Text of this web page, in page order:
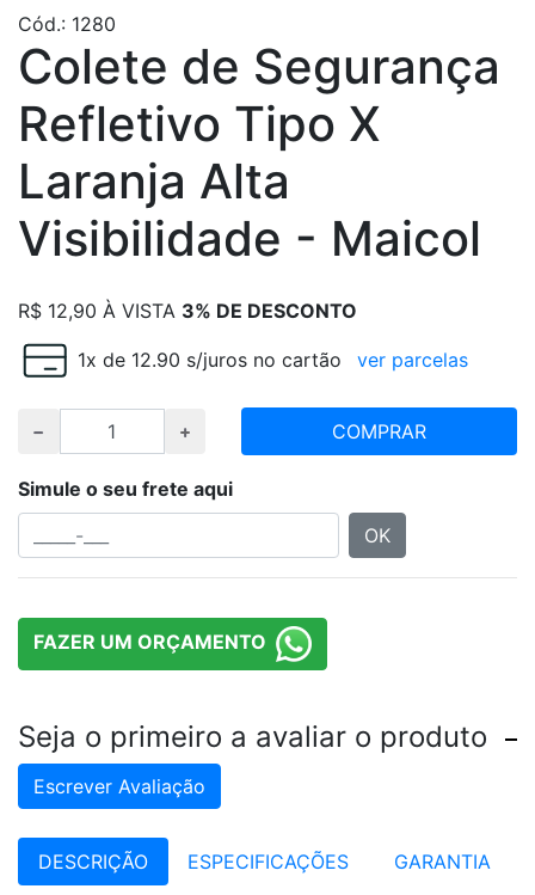
Cód.: 1280
Colete de Segurança
Refletivo Tipo X
Laranja Alta
Visibilidade - Maicol
R$ 12,90 À VISTA 3% DE DESCONTO
1x de 12.90 s/juros no cartão ver parcelas
COMPRAR
Simule o seu frete aqui
OK
FAZER UM ORÇAMENTO
Seja o primeiro a avaliar o produto
Escrever Avaliação
DESCRIÇÃO ESPECIFICAÇÕES
GARANTIA